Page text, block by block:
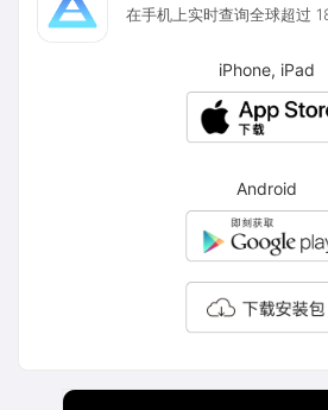
在手机上实时查询全球超过
iPhone, iPad
Android